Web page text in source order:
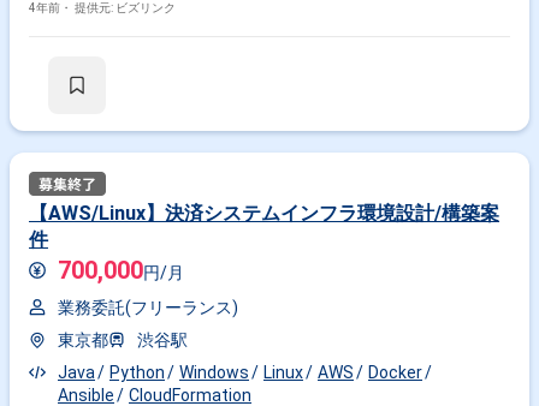
発、運用 ・toil削減 ・Docker、Kubernetes、Istioの運用 ・監視メトリクス
4年前・ 提供元: ビズリンク
【AWS/Linux】決済システムインフラ環境設計/構築案
件
700,000円/月
業務委託(フリーランス)
東京都
渋谷駅
Java
Python Windows Linux AWS
Docker
Ansible
CloudFormation